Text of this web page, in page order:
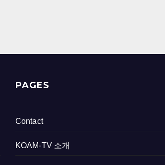
PAGES
Contact
KOAM-TV 소개